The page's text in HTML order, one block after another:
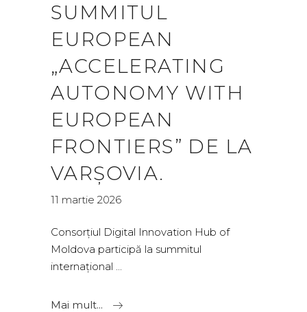
SUMMITUL
EUROPEAN
„ACCELERATING
AUTONOMY WITH
EUROPEAN
FRONTIERS” DE LA
VARȘOVIA.
11 martie 2026
Consorțiul Digital Innovation Hub of
Moldova participă la summitul
internațional
Mai mult...